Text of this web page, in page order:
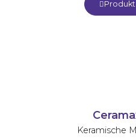
Keramische